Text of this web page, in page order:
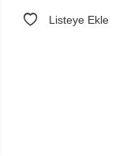
Listeye Ekle